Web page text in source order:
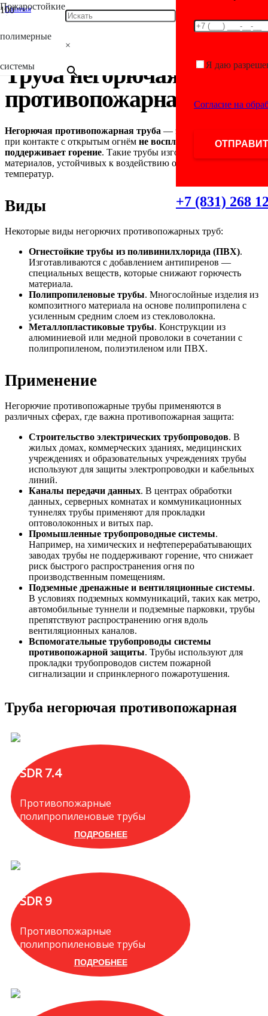
Пожаростойкие
полимерные
системы
×
Я даю
Согласие на
+7 (831) 268
Главная
/
/
Труба негорючая противопожарная
Труба негорючая
противопожарная
Негорючая противопожарная труба — это изделие, которое
при контакте с открытым огнём не воспламеняется и не
поддерживает горение. Такие трубы изготавливаются из
материалов, устойчивых к воздействию огня и высоких
температур.
Виды
Некоторые виды негорючих противопожарных труб:
Огнестойкие трубы из поливинилхлорида (ПВХ).
Изготавливаются с добавлением антипиренов —
специальных веществ, которые снижают горючесть
материала.
Полипропиленовые трубы. Многослойные изделия из
композитного материала на основе полипропилена с
усиленным средним слоем из стекловолокна.
Металлопластиковые трубы. Конструкции из
алюминиевой или медной проволоки в сочетании с
полипропиленом, полиэтиленом или ПВХ.
Применение
Негорючие противопожарные трубы применяются в
различных сферах, где важна противопожарная защита:
Строительство электрических трубопроводов. В
жилых домах, коммерческих зданиях, медицинских
учреждениях и образовательных учреждениях трубы
используют для защиты электропроводки и кабельных
линий.
Каналы передачи данных. В центрах обработки
данных, серверных комнатах и коммуникационных
туннелях трубы применяют для прокладки
оптоволоконных и витых пар.
Промышленные трубопроводные системы.
Например, на химических и нефтеперерабатывающих
заводах трубы не поддерживают горение, что снижает
риск быстрого распространения огня по
производственным помещениям.
Подземные дренажные и вентиляционные системы.
В условиях подземных коммуникаций, таких как метро,
автомобильные туннели и подземные парковки, трубы
препятствуют распространению огня вдоль
вентиляционных каналов.
Вспомогательные трубопроводы системы
противопожарной защиты. Трубы используют для
прокладки трубопроводов систем пожарной
сигнализации и спринклерного пожаротушения.
Труба негорючая противопожарная
SDR 7.4
Противопожарные
полипропиленовые трубы
ПОДРОБНЕЕ
SDR 9
Противопожарные
полипропиленовые трубы
ПОДРОБНЕЕ